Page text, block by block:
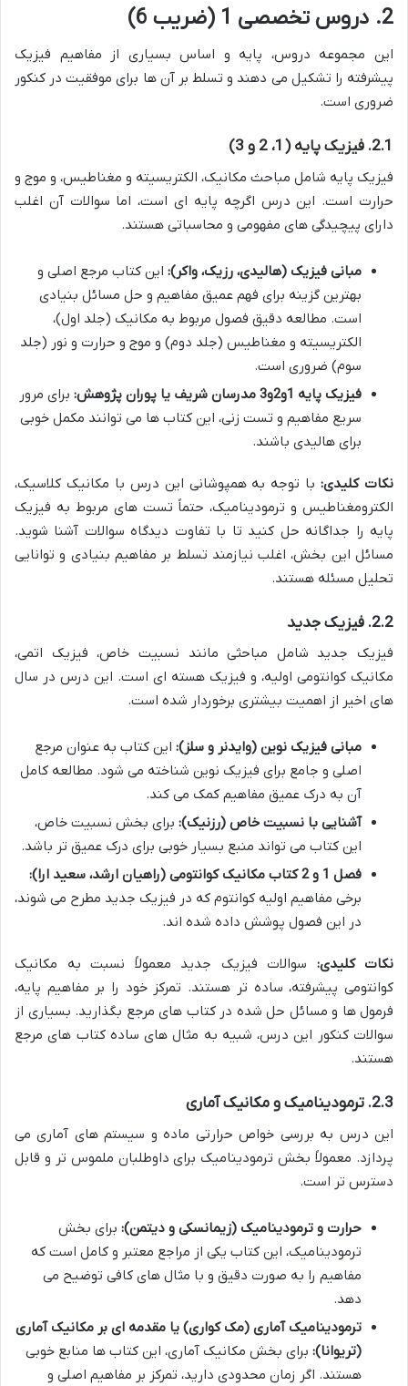
2. دروس تخصصی 1 (ضریب 6)
این مجموعه دروس، پایه و اساس بسیاری از مفاهیم فیزیک
پیشرفته را تشکیل می دهند و تسلط بر آن ها برای موفقیت در کنکور
ضروری است.
2.1. فیزیک پایه (1، 2 و 3)
فیزیک پایه شامل مباحث مکانیک، الکتریسیته و مغناطیس، و موج و
حرارت است. این درس اگرچه پایه ای است، اما سوالات آن اغلب
دارای پیچیدگی های مفهومی و محاسباتی هستند.
مبانی فیزیک (هالیدی، رزیک، واکر): این کتاب مرجع اصلی و
بهترین گزینه برای فهم عمیق مفاهیم و حل مسائل بنیادی
است. مطالعه دقیق فصول مربوط به مکانیک (جلد اول)،
الکتریسیته و مغناطیس (جلد دوم) و موج و حرارت و نور (جلد
سوم) ضروری است.
فیزیک پایه 1و2و3 مدرسان شریف یا پوران پژوهش:
برای مرور
سریع مفاهیم و تست زنی، این کتاب ها می توانند مکمل خوبی
برای هالیدی باشند.
نکات کلیدی:با توجه به همپوشانی این درس با مکانیک کلاسیک،
الکترومغناطیس و ترمودینامیک، حتماً تست های مربوط به فیزیک
پایه را جداگانه حل کنید تا با تفاوت دیدگاه سوالات آشنا شوید.
مسائل این بخش، اغلب نیازمند تسلط بر مفاهیم بنیادی و توانایی
تحلیل مسئله هستند.
2.2. فیزیک جدید
فیزیک جدید شامل مباحثی مانند نسبیت خاص، فیزیک اتمی،
مکانیک کوانتومی اولیه، و فیزیک هسته ای است. این درس در سال
های اخیر از اهمیت بیشتری برخوردار شده است.
مبانی فیزیک نوین (وایدنر و سلز): این کتاب به عنوان مرجع
اصلی و جامع برای فیزیک نوین شناخته می شود. مطالعه کامل
آن به درک عمیق مفاهیم کمک می کند.
آشنایی با نسبیت خاص (رزنیک): برای بخش نسبیت خاص،
این کتاب می تواند منبع بسیار خوبی برای درک عمیق تر باشد.
فصل 1 و 2 کتاب مکانیک کوانتومی (راهیان ارشد، سعید ارا):
برخی مفاهیم اولیه کوانتوم که در فیزیک جدید مطرح می شوند،
در این فصول پوشش داده شده اند.
نکات کلیدی: سوالات فیزیک جدید معمولاً نسبت به مکانیک
کوانتومی پیشرفته، ساده تر هستند. تمرکز خود را بر مفاهیم پایه،
فرمول ها و مسائل حل شده در کتاب های مرجع بگذارید. بسیاری از
سوالات کنکور این درس، شبیه به مثال های ساده کتاب های مرجع
هستند.
2.3. ترمودینامیک و مکانیک آماری
این درس به بررسی خواص حرارتی ماده و سیستم های آماری می
پردازد. معمولاً بخش ترمودینامیک برای داوطلبان ملموس تر و قابل
دسترس تر است.
حرارت و ترمودینامیک (زیمانسکی و دیتمن): برای بخش
ترمودینامیک، این کتاب یکی از مراجع معتبر و کامل است که
مفاهیم را به صورت دقیق و با مثال های کافی توضیح می
دهد.
ترمودینامیک آماری (مک کواری) یا مقدمه ای بر مکانیک آماری
(تریوانا): برای بخش مکانیک آماری، این کتاب ها منابع خوبی
هستند. اگر زمان محدودی دارید، تمرکز بر مفاهیم اصلی و